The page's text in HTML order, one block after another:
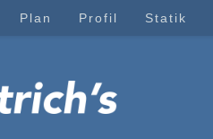
Plan Profil Statik